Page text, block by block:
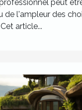
peut
de l'ampleur des
article...